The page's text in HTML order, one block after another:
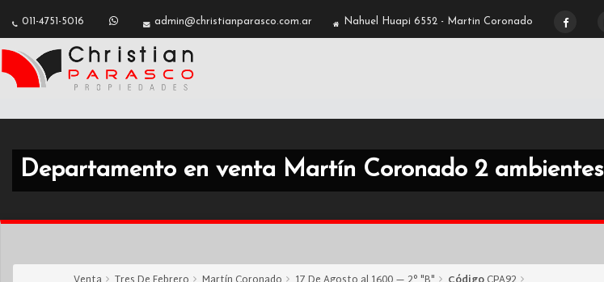
011-4751-5016 admin@christianparasco.com.ar Nahuel Huapi 6552 - Martin Coronado
Departamento en venta Martín Coronado 2 ambientes